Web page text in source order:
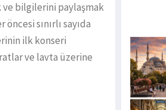
bilgilerini paylaşmak
sınırlı sayıda
ilk konseri
ve lavta üzerine